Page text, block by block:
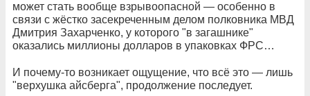
может стать вообще взрывоопасной — особенно в
связи с жёстко засекреченным делом полковника МВД
Дмитрия Захарченко, у которого "в загашнике"
оказались миллионы долларов в упаковках ФРС…
И почему-то возникает ощущение, что всё это — лишь
"верхушка айсберга", продолжение последует.